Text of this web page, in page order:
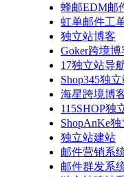
蜂邮EDM邮
虹单邮件工
独立站博客
Goker跨境博
17独立站导
Shop345独
海星跨境博
115SHOP独
ShopAnKe
独立站建站
邮件营销系
邮件群发系